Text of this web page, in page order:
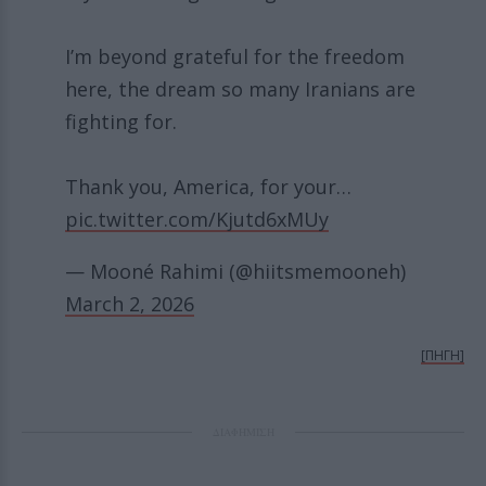
I’m beyond grateful for the freedom
here, the dream so many Iranians are
fighting for.
Thank you, America, for your…
pic.twitter.com/Kjutd6xMUy
— Mooné Rahimi (@hiitsmemooneh)
March 2, 2026
[ΠΗΓΗ]